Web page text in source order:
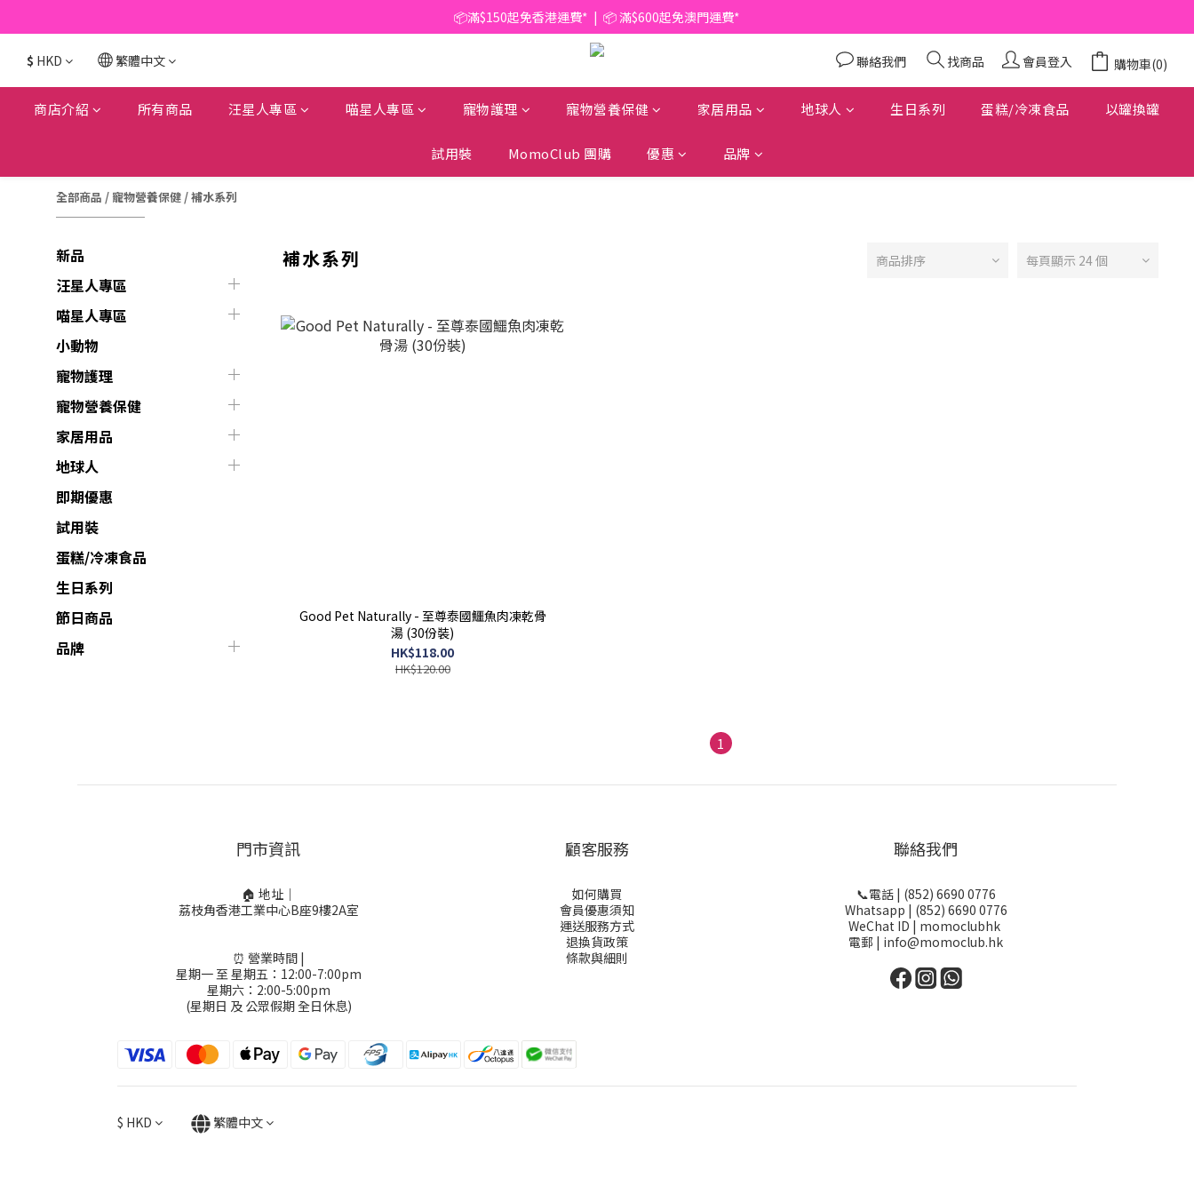
📦滿$150起免香港運費*  |  📦 滿$600起免澳門運費*
📦滿$150起免香港運費*  |  📦 滿$600起免澳門運費*
🥫 罐頭優惠 | 任選* 6件 即減 $6 |  任選* 24件 即減 $30 🥫 (按此了解更多)
📦滿$150起免香港運費*  |  📦 滿$600起免澳門運費*
$ HKD 繁體中文 聯絡我們 找商品 會員登入 購物車(0)
商店介紹 所有商品 汪星人專區 喵星人專區 寵物護理 寵物營養保健 家居用品 地球人 生日系列 蛋糕/冷凍食品 以罐換罐
試用裝 MomoClub 團購 優惠 品牌
全部商品 / 寵物營養保健 /補水系列
新品
汪星人專區
喵星人專區
小動物
寵物護理
寵物營養保健
家居用品
地球人
即期優惠
試用裝
蛋糕/冷凍食品
生日系列
節日商品
品牌
補水系列 商品排序 每頁顯示 24 個
Good Pet Naturally - 至尊泰國鱷魚肉凍乾骨
湯 (30份裝)
HK$118.00
HK$120.00
1
門市資訊
🏠 地址｜
荔枝角香港工業中心B座9樓2A室
⏰ 營業時間 |
星期一 至 星期五：12:00-7:00pm
星期六：2:00-5:00pm
(星期日 及 公眾假期 全日休息)
顧客服務
如何購買
會員優惠須知
運送服務方式
退換貨政策
條款與細則
聯絡我們
📞電話 | (852) 6690 0776
Whatsapp | (852) 6690 0776
WeChat ID | momoclubhk
電郵 | info@momoclub.hk
$ HKD 繁體中文